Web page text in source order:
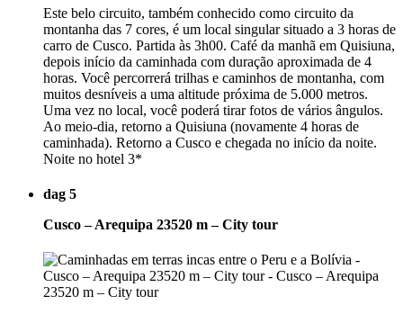
Este belo circuito, também conhecido como circuito da
montanha das 7 cores, é um local singular situado a 3 horas de
carro de Cusco. Partida às 3h00. Café da manhã em Quisiuna,
depois início da caminhada com duração aproximada de 4
horas. Você percorrerá trilhas e caminhos de montanha, com
muitos desníveis a uma altitude próxima de 5.000 metros.
Uma vez no local, você poderá tirar fotos de vários ângulos.
Ao meio-dia, retorno a Quisiuna (novamente 4 horas de
caminhada). Retorno a Cusco e chegada no início da noite.
Noite no hotel 3*
dag 5
Cusco – Arequipa 23520 m – City tour